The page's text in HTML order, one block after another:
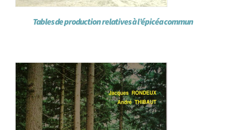
Tables de production relatives à l’épicéa commun